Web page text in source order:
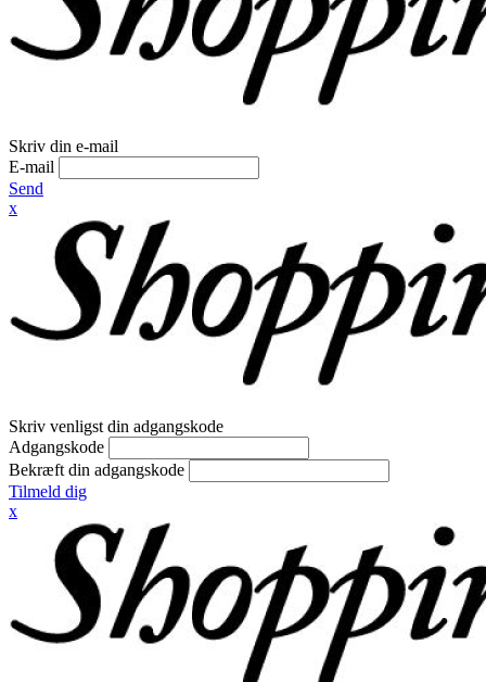
Skriv din e-mail
E-mail
Send
x
Skriv venligst din adgangskode
Adgangskode
Bekræft din adgangskode
Tilmeld dig
x